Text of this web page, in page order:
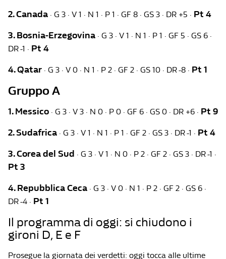
2. Canada · G 3 · V 1 · N 1 · P 1 · GF 8 · GS 3 · DR +5 · Pt 4
3. Bosnia-Erzegovina · G 3 · V 1 · N 1 · P 1 · GF 5 · GS 6 ·
DR -1 · Pt 4
4. Qatar · G 3 · V 0 · N 1 · P 2 · GF 2 · GS 10 · DR -8 · Pt 1
Gruppo A
1. Messico · G 3 · V 3 · N 0 · P 0 · GF 6 · GS 0 · DR +6 · Pt 9
2. Sudafrica · G 3 · V 1 · N 1 · P 1 · GF 2 · GS 3 · DR -1 · Pt 4
3. Corea del Sud · G 3 · V 1 · N 0 · P 2 · GF 2 · GS 3 · DR -1 ·
Pt 3
4. Repubblica Ceca · G 3 · V 0 · N 1 · P 2 · GF 2 · GS 6 ·
DR -4 · Pt 1
Il programma di oggi: si chiudono i
gironi D, E e F
Prosegue la giornata dei verdetti: oggi tocca alle ultime